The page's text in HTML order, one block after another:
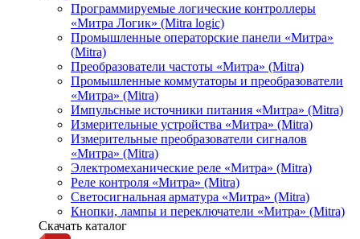
Программируемые логические контроллеры
«Митра Логик» (Mitra logic)
Промышленные операторские панели «Митра»
(Mitra)
Преобразователи частоты «Митра» (Mitra)
Промышленные коммутаторы и преобразователи
«Митра» (Mitra)
Импульсные источники питания «Митра» (Mitra)
Измерительные устройства «Митра» (Mitra)
Измерительные преобразователи сигналов
«Митра» (Mitra)
Электромеханические реле «Митра» (Mitra)
Реле контроля «Митра» (Mitra)
Светосигнальная арматура «Митра» (Mitra)
Кнопки, лампы и переключатели «Митра» (Mitra)
Скачать каталог